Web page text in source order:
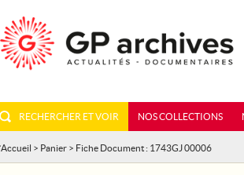
RECHERCHER ET VOIR NOS COLLECTIONS
Accueil > Panier > Fiche Document : 1743GJ 00006